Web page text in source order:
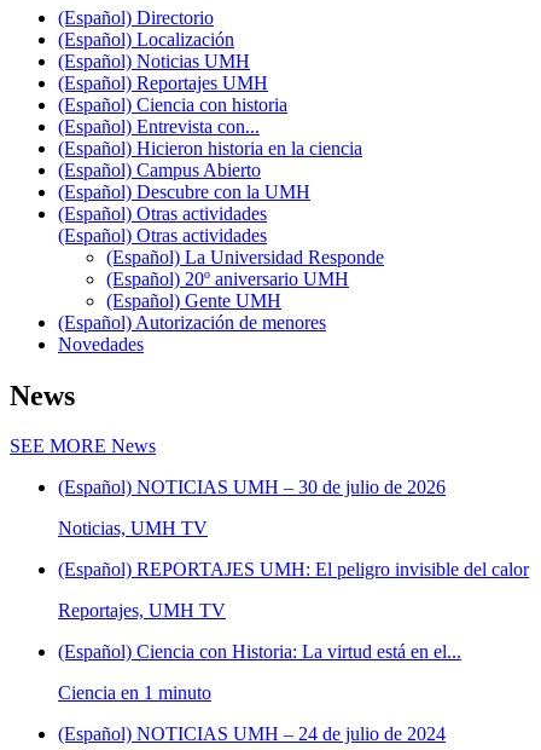
(Español) Directorio
(Español) Localización
(Español) Noticias UMH
(Español) Reportajes UMH
(Español) Ciencia con historia
(Español) Entrevista con...
(Español) Hicieron historia en la ciencia
(Español) Campus Abierto
(Español) Descubre con la UMH
(Español) Otras actividades
(Español) Otras actividades
(Español) La Universidad Responde
(Español) 20º aniversario UMH
(Español) Gente UMH
(Español) Autorización de menores
Novedades
News
SEE MORE News
(Español) NOTICIAS UMH – 30 de julio de 2026
Noticias, UMH TV
(Español) REPORTAJES UMH: El peligro invisible del calor
Reportajes, UMH TV
(Español) Ciencia con Historia: La virtud está en el...
Ciencia en 1 minuto
(Español) NOTICIAS UMH – 24 de julio de 2024